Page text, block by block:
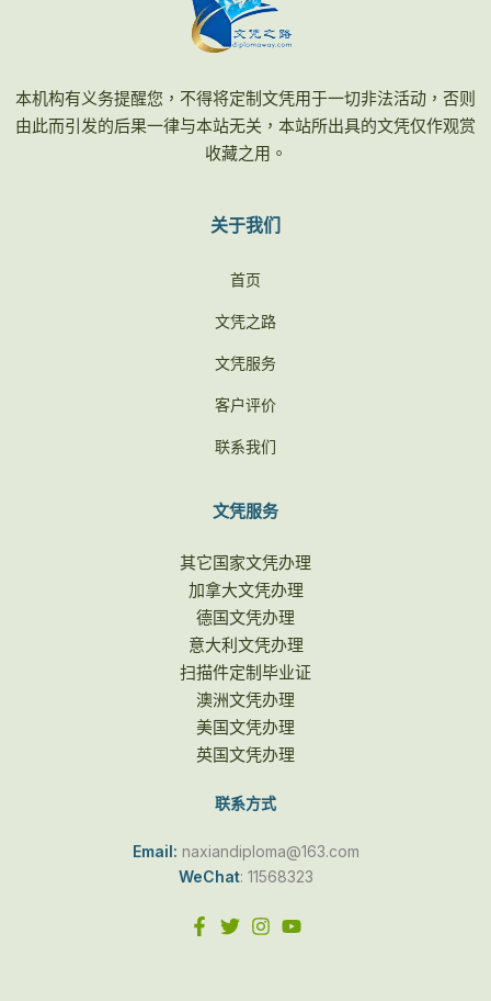
本机构有义务提醒您，不得将定制文凭用于一切非法活动，否则
由此而引发的后果一律与本站无关，本站所出具的文凭仅作观赏
收藏之用。
关于我们
首页
文凭之路
文凭服务
客户评价
联系我们
文凭服务
其它国家文凭办理
加拿大文凭办理
德国文凭办理
意大利文凭办理
扫描件定制毕业证
澳洲文凭办理
美国文凭办理
英国文凭办理
联系方式
Email: naxiandiploma@163.com
WeChat: 11568323